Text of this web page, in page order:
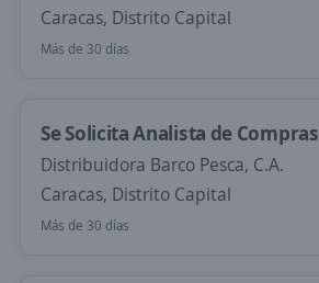
Caracas, Distrito Capital
Más de 30 días
Se Solicita Analista de Compras
Distribuidora Barco Pesca, C.A.
Caracas, Distrito Capital
Más de 30 días